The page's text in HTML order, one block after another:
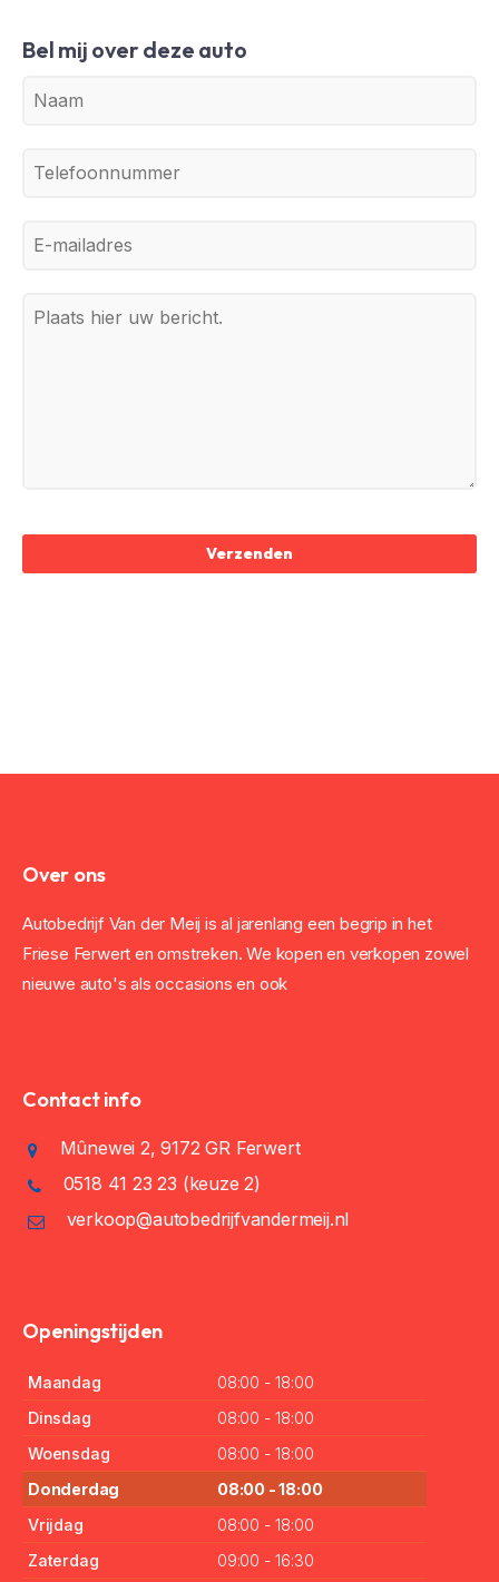
Bel mij over deze auto
Verzenden
Over ons
Autobedrijf Van der Meij is al jarenlang een begrip in het
Friese Ferwert en omstreken. We kopen en verkopen zowel
nieuwe auto's als occasions en ook
Contact info
Mûnewei 2, 9172 GR Ferwert
0518 41 23 23 (keuze 2)
verkoop@autobedrijfvandermeij.nl
Openingstijden
Maandag
08:00 - 18:00
Dinsdag
08:00 - 18:00
Woensdag
08:00 - 18:00
Donderdag
08:00 - 18:00
Vrijdag
08:00 - 18:00
Zaterdag
09:00 - 16:30